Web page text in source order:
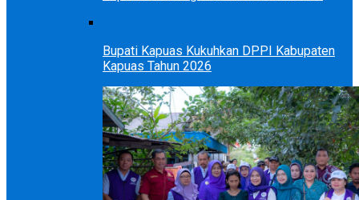
Bupati Kapuas Kukuhkan DPPI Kabupaten
Kapuas Tahun 2026